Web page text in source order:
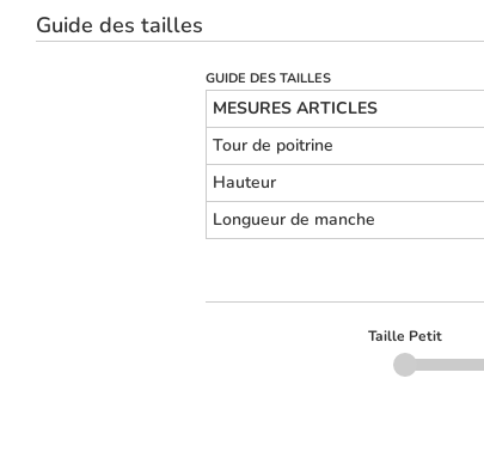
Guide des tailles
GUIDE DES TAILLES
MESURES ARTICLES
Tour de poitrine
Hauteur
Longueur de manche
Taille Petit